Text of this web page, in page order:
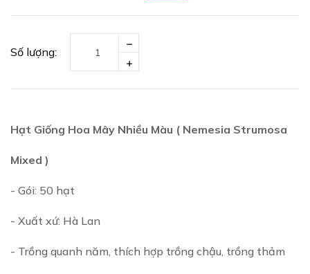
Số lượng:
Hạt Giống Hoa Mây Nhiều Màu ( Nemesia Strumosa
Mixed )
- Gói: 50 hạt
- Xuất xứ: Hà Lan
- Trồng quanh năm, thích hợp trồng chậu, trồng thảm